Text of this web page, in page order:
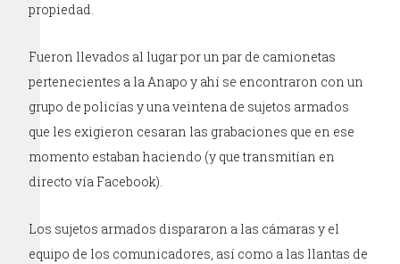
propiedad.
Fueron llevados al lugar por un par de camionetas
pertenecientes a la Anapo y ahí se encontraron con un
grupo de policías y una veintena de sujetos armados
que les exigieron cesaran las grabaciones que en ese
momento estaban haciendo (y que transmitían en
directo vía Facebook).
Los sujetos armados dispararon a las cámaras y el
equipo de los comunicadores, así como a las llantas de